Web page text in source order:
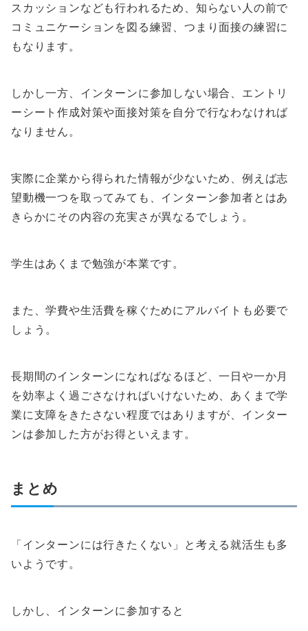
スカッションなども行われるため、知らない人の前で
コミュニケーションを図る練習、つまり面接の練習に
もなります。
しかし一方、インターンに参加しない場合、エントリ
ーシート作成対策や面接対策を自分で行なわなければ
なりません。
実際に企業から得られた情報が少ないため、例えば志
望動機一つを取ってみても、インターン参加者とはあ
きらかにその内容の充実さが異なるでしょう。
学生はあくまで勉強が本業です。
また、学費や生活費を稼ぐためにアルバイトも必要で
しょう。
長期間のインターンになればなるほど、一日や一か月
を効率よく過ごさなければいけないため、あくまで学
業に支障をきたさない程度ではありますが、インター
ンは参加した方がお得といえます。
まとめ
「インターンには行きたくない」と考える就活生も多
いようです。
しかし、インターンに参加すると